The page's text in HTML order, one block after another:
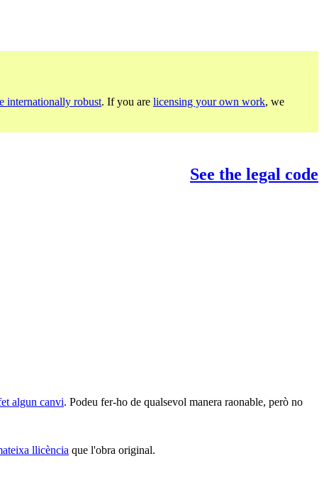
internationally robust. If you are licensing your own work, we
See the legal code
algun canvi. Podeu fer-ho de qualsevol manera raonable, però no
llicència que l'obra original.